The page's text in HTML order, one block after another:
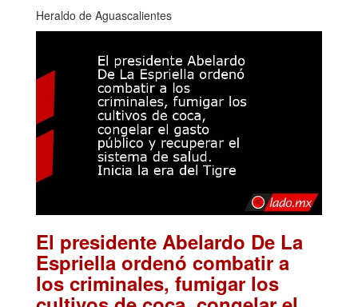
Heraldo de Aguascalientes
El presidente Abelardo De La
Espriella ordenó combatir a
los criminales, fumigar los